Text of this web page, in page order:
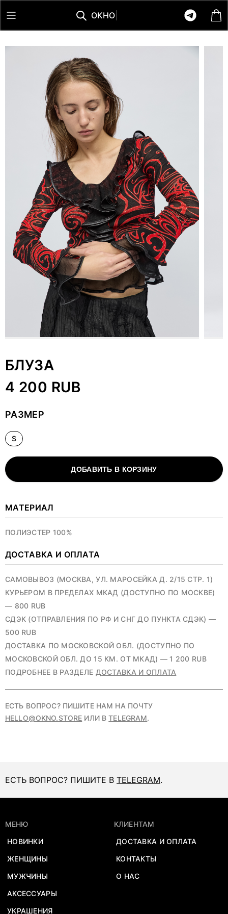
ОКНО
БЛУЗА
4 200 RUB
РАЗМЕР
S
ДОБАВИТЬ В КОРЗИНУ
МАТЕРИАЛ
ПОЛИЭСТЕР 100%
ДОСТАВКА И ОПЛАТА
САМОВЫВОЗ (МОСКВА, УЛ. МАРОСЕЙКА Д. 2/15 СТР. 1)
КУРЬЕРОМ В ПРЕДЕЛАХ МКАД (ДОСТУПНО ПО МОСКВЕ)
— 800 RUB
СДЭК (ОТПРАВЛЕНИЯ ПО РФ И СНГ ДО ПУНКТА СДЭК) —
500 RUB
ДОСТАВКА ПО МОСКОВСКОЙ ОБЛ. (ДОСТУПНО ПО
МОСКОВСКОЙ ОБЛ. ДО 15 КМ. ОТ МКАД) — 1 200 RUB
ПОДРОБНЕЕ В РАЗДЕЛЕ ДОСТАВКА И ОПЛАТА
ЕСТЬ ВОПРОС? ПИШИТЕ НАМ НА ПОЧТУ
HELLO@OKNO.STORE ИЛИ ВTELEGRAM.
ЕСТЬ ВОПРОС? ПИШИТЕ В TELEGRAM.
МЕНЮ
НОВИНКИ
ЖЕНЩИНЫ
МУЖЧИНЫ
АКСЕССУАРЫ
УКРАШЕНИЯ
КЛИЕНТАМ
ДОСТАВКА И ОПЛАТА
КОНТАКТЫ
О НАС